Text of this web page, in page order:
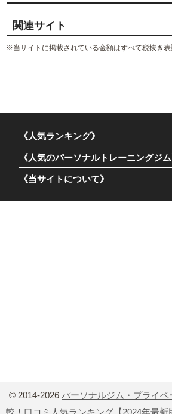
公式サイ
関連サイト
※当サイトに掲載されている金額はすべて税抜き表
パーソナルジム・プライ